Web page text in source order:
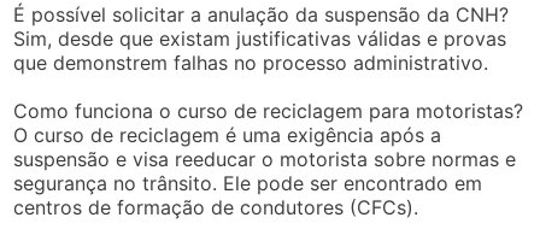
É possível solicitar a anulação da suspensão da CNH?
Sim, desde que existam justificativas válidas e provas
que demonstrem falhas no processo administrativo.
Como funciona o curso de reciclagem para motoristas?
O curso de reciclagem é uma exigência após a
suspensão e visa reeducar o motorista sobre normas e
segurança no trânsito. Ele pode ser encontrado em
centros de formação de condutores (CFCs).